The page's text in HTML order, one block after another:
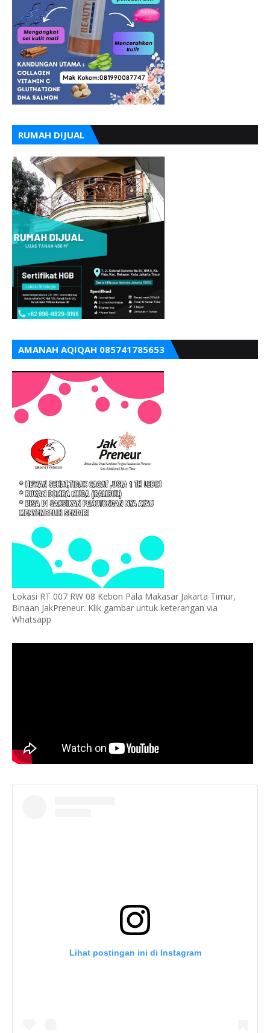
RUMAH DIJUAL
AMANAH AQIQAH 085741785653
Lokasi RT 007 RW 08 Kebon Pala Makasar Jakarta Timur,
Binaan JakPreneur. Klik gambar untuk keterangan via
Whatsapp
Lihat postingan ini di Instagram